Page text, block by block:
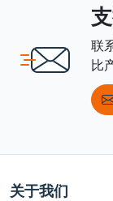
联
比
关于我们